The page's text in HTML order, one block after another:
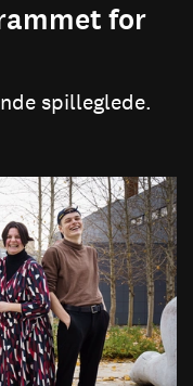
for
spilleglede.